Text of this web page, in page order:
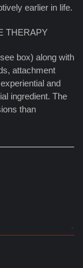
earlier in life.
THERAPY
box) along with
attachment
and
ingredient. The
than